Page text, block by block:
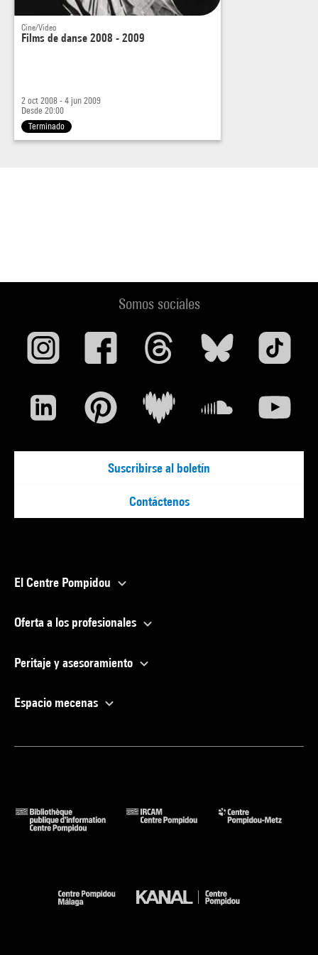
Cine/Video
Films de danse 2008 - 2009
2 oct 2008 - 4 jun 2009
Desde 20:00
Terminado
Somos sociales
Suscribirse al boletín
Contáctenos
El Centre Pompidou
Oferta a los profesionales
Peritaje y asesoramiento
Espacio mecenas